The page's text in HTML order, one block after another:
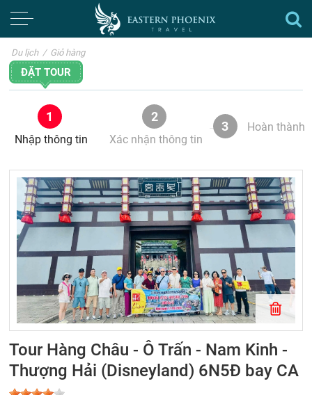
Du lịch / Giỏ hàng
ĐẶT TOUR
1
Nhập thông tin
2
Xác nhận thông tin
3 Hoàn thành
Tour Hàng Châu - Ô Trấn - Nam Kinh -
Thượng Hải (Disneyland) 6N5Đ bay CA